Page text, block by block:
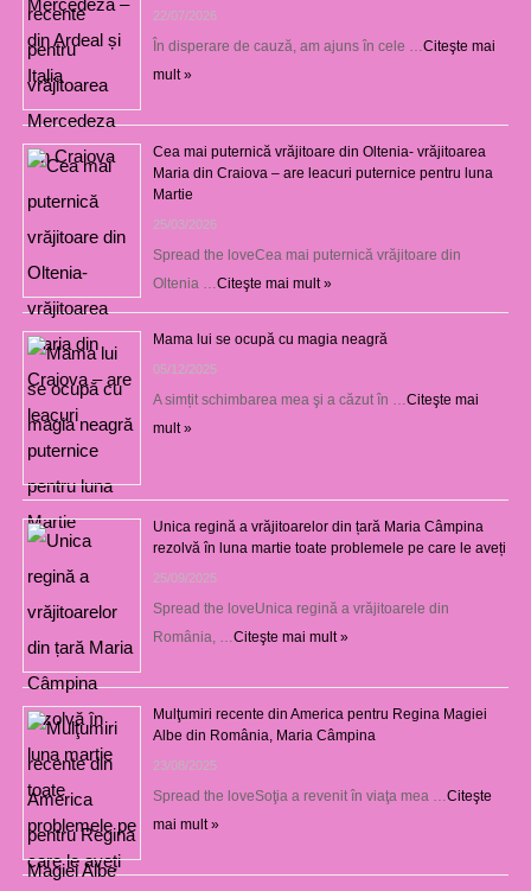
22/07/2026
În disperare de cauză, am ajuns în cele …Citeşte mai
mult »
Cea mai puternică vrăjitoare din Oltenia- vrăjitoarea
Maria din Craiova – are leacuri puternice pentru luna
Martie
25/03/2026
Spread the loveCea mai puternică vrăjitoare din
Oltenia …Citeşte mai mult »
Mama lui se ocupă cu magia neagră
05/12/2025
A simțit schimbarea mea şi a căzut în …Citeşte mai
mult »
Unica regină a vrăjitoarelor din țară Maria Câmpina
rezolvă în luna martie toate problemele pe care le aveți
25/09/2025
Spread the loveUnica regină a vrăjitoarele din
România, …Citeşte mai mult »
Mulţumiri recente din America pentru Regina Magiei
Albe din România, Maria Câmpina
23/08/2025
Spread the loveSoţia a revenit în viaţa mea …Citeşte
mai mult »